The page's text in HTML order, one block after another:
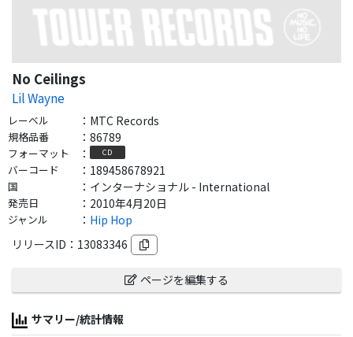
No Ceilings
Lil Wayne
レーベル ： MTC Records
規格品番 ： 86789
フォーマット ： CD
バーコード ： 189458678921
国 ： インターナショナル - International
発売日 ： 2010年4月20日
ジャンル ： Hip Hop
リリースID： 13083346
ページを編集する
サマリー/統計情報